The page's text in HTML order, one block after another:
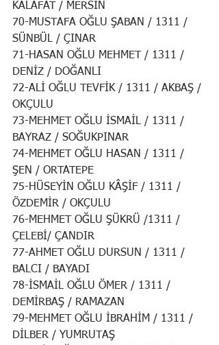
KALAFAT / MERSİN
70-MUSTAFA OĞLU ŞABAN / 1311 /
SÜNBÜL / ÇINAR
71-HASAN OĞLU MEHMET / 1311 /
DENİZ / DOĞANLI
72-ALİ OĞLU TEVFİK / 1311 / AKBAŞ /
OKÇULU
73-MEHMET OĞLU İSMAİL / 1311 /
BAYRAZ / SOĞUKPINAR
74-MEHMET OĞLU HASAN / 1311 /
ŞEN / ORTATEPE
75-HÜSEYİN OĞLU KÂŞİF / 1311 /
ÖZDEMİR / OKÇULU
76-MEHMET OĞLU ŞÜKRÜ /1311 /
ÇELEBİ/ ÇANDIR
77-AHMET OĞLU DURSUN / 1311 /
BALCI / BAYADI
78-İSMAİL OĞLU ÖMER / 1311 /
DEMİRBAŞ / RAMAZAN
79-MEHMET OĞLU İBRAHİM / 1311 /
DİLBER / YUMRUTAŞ